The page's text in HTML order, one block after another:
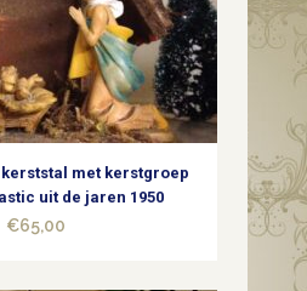
met kerstgroep
uit de jaren 1950
€65,00